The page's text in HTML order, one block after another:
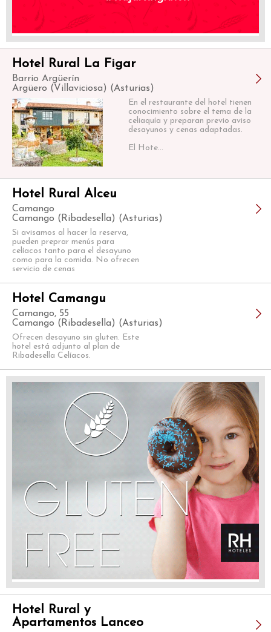
Hotel Rural La Figar
Barrio Argüerín
Argüero (Villaviciosa) (Asturias)
En el restaurante del hotel tienen
conocimiento sobre el tema de la
celiaquía y preparan previo aviso
desayunos y cenas adaptadas.
El Hote...
Hotel Rural Alceu
Camango
Camango (Ribadesella) (Asturias)
Si avisamos al hacer la reserva,
pueden preprar menús para
celíacos tanto para el desayuno
como para la comida. No ofrecen
servicio de cenas
Hotel Camangu
Camango, 55
Camango (Ribadesella) (Asturias)
Ofrecen desayuno sin gluten. Este
hotel está adjunto al plan de
Ribadesella Celíacos.
Hotel Rural y
Apartamentos Lanceo